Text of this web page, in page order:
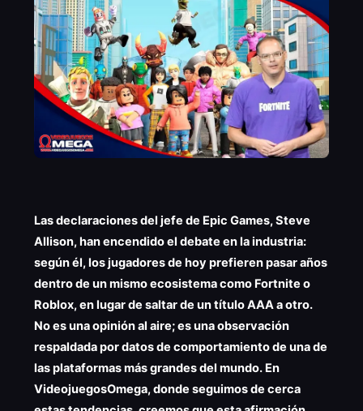
Las declaraciones del jefe de Epic Games, Steve
Allison, han encendido el debate en la industria:
según él, los jugadores de hoy prefieren pasar años
dentro de un mismo ecosistema como Fortnite o
Roblox, en lugar de saltar de un título AAA a otro.
No es una opinión al aire; es una observación
respaldada por datos de comportamiento de una de
las plataformas más grandes del mundo. En
VideojuegosOmega, donde seguimos de cerca